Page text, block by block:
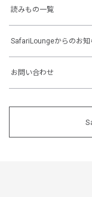
読みもの一覧
SafariLoungeからのお知
お問い合わせ